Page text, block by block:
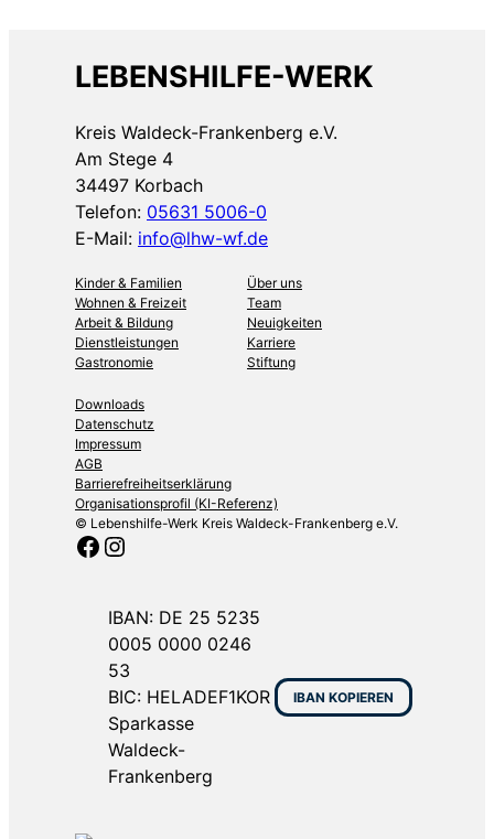
LEBENSHILFE-WERK
Kreis Waldeck-Frankenberg e.V.
Am Stege 4
34497 Korbach
Telefon: 05631 5006-0
E-Mail: info@lhw-wf.de
Kinder & Familien
Wohnen & Freizeit
Arbeit & Bildung
Dienstleistungen
Gastronomie
Über uns
Team
Neuigkeiten
Karriere
Stiftung
Downloads
Datenschutz
Impressum
AGB
Barrierefreiheitserklärung
Organisationsprofil (KI-Referenz)
© Lebenshilfe-Werk Kreis Waldeck-Frankenberg e.V.
Facebook Instagram
IBAN: DE 25 5235
0005 0000 0246
53
BIC: HELADEF1KOR
Sparkasse
Waldeck-
Frankenberg
IBAN KOPIEREN